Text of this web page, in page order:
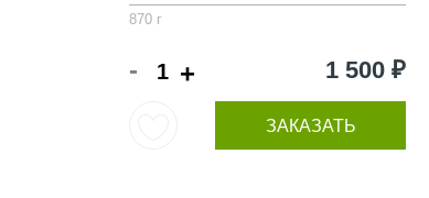
870 г
- + 1 500 ₽
ЗАКАЗАТЬ